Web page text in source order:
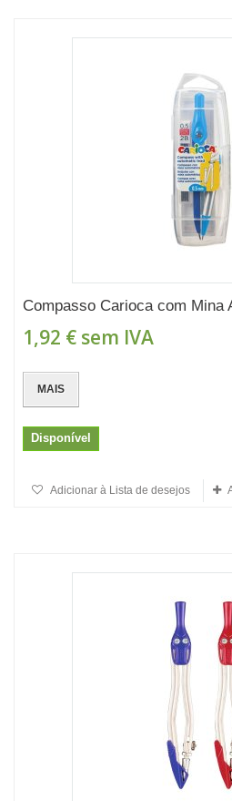
Compasso Carioca com Mina
1,92 € sem IVA
MAIS
Disponível
Adicionar à Lista de desejos